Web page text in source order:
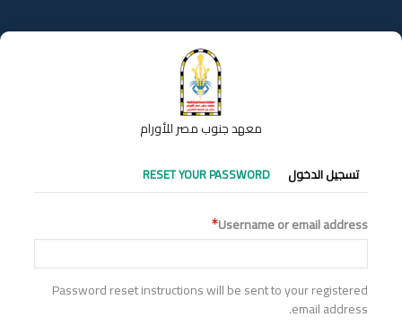
إلى
المحتوى
معهد جنوب مصر للأورام
التبويبات
الأساسية
تسجيل الدخول RESET YOUR PASSWORD
Username or email address
Password reset instructions will be sent to your registered
email address.